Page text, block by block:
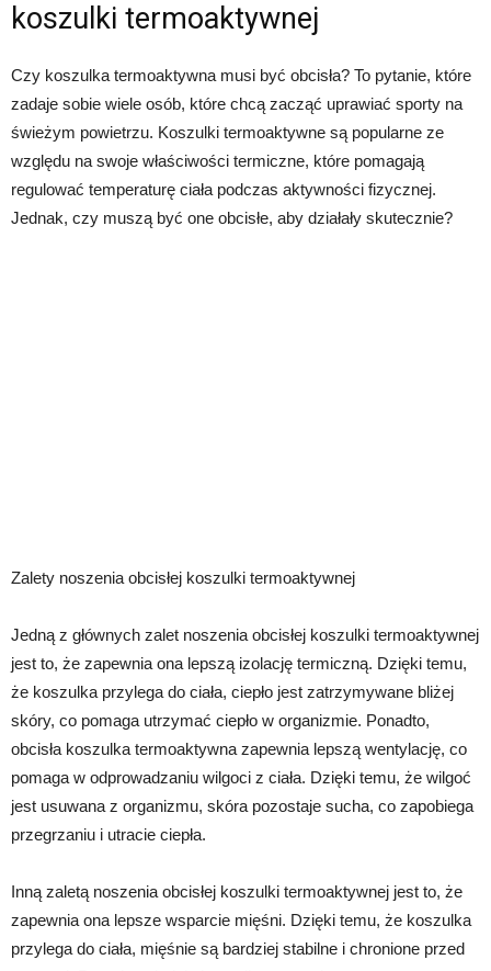
koszulki termoaktywnej
Czy koszulka termoaktywna musi być obcisła? To pytanie, które
zadaje sobie wiele osób, które chcą zacząć uprawiać sporty na
świeżym powietrzu. Koszulki termoaktywne są popularne ze
względu na swoje właściwości termiczne, które pomagają
regulować temperaturę ciała podczas aktywności fizycznej.
Jednak, czy muszą być one obcisłe, aby działały skutecznie?
Zalety noszenia obcisłej koszulki termoaktywnej
Jedną z głównych zalet noszenia obcisłej koszulki termoaktywnej
jest to, że zapewnia ona lepszą izolację termiczną. Dzięki temu,
że koszulka przylega do ciała, ciepło jest zatrzymywane bliżej
skóry, co pomaga utrzymać ciepło w organizmie. Ponadto,
obcisła koszulka termoaktywna zapewnia lepszą wentylację, co
pomaga w odprowadzaniu wilgoci z ciała. Dzięki temu, że wilgoć
jest usuwana z organizmu, skóra pozostaje sucha, co zapobiega
przegrzaniu i utracie ciepła.
Inną zaletą noszenia obcisłej koszulki termoaktywnej jest to, że
zapewnia ona lepsze wsparcie mięśni. Dzięki temu, że koszulka
przylega do ciała, mięśnie są bardziej stabilne i chronione przed